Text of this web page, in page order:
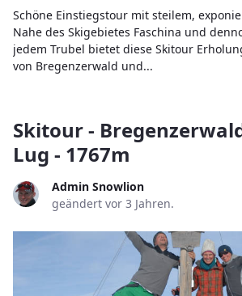
Schöne Einstiegstour mit steilem,
Nahe des Skigebietes Faschina und
jedem Trubel bietet diese Skitour
von Bregenzerwald und...
Skitour -
Lug - 1767m
Admin Snowlion
geändert vor 3 Jahren.